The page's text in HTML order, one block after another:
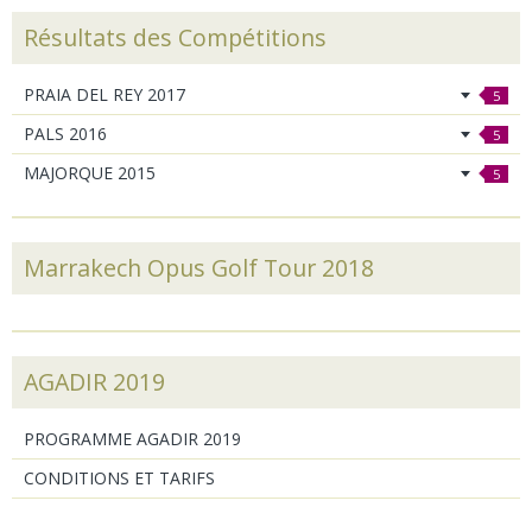
Résultats des Compétitions
PRAIA DEL REY 2017 5
PALS 2016 5
MAJORQUE 2015 5
Marrakech Opus Golf Tour 2018
AGADIR 2019
PROGRAMME AGADIR 2019
CONDITIONS ET TARIFS